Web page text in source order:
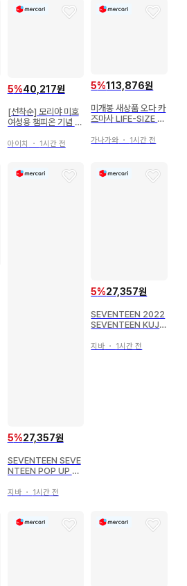
5%40,217원
[선착순] 모리야 미호
여성용 챔피온 기념 승
발송
아이치 ・ 1시간 전
5%113,876원
미개봉 새상품 오다 카
즈마사 LIFE-SIZE 2
프 사이즈
가나가와 ・ 1시간 전
5%27,357원
SEVENTEEN SEVE
NTEEN POP UP ST
페이퍼 스탠드
지바・ 1시간 전
5%27,357원
SEVENTEEN 2022
SEVENTEEN KUJI
주얼 카드 E상
지바 ・ 1시간 전